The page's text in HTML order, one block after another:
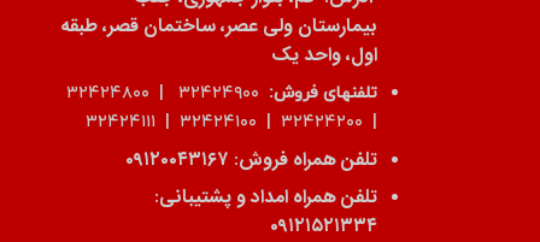
بیمارستان ولی عصر، ساختمان قصر، طبقه
اول، واحد یک
تلفنهای فروش:
تلفن همراه فروش:
تلفن همراه امداد و پشتیبانی:
۰۹۱۲۱۵۲۱۳۳۴